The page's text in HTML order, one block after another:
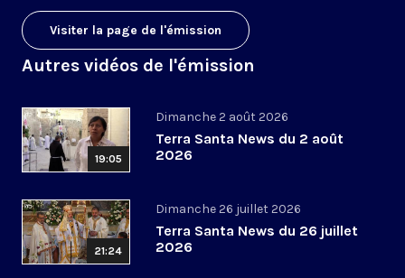
Visiter la page de l'émission
Autres vidéos de l'émission
19:05
Dimanche 2 août 2026
Terra Santa News du 2 août
2026
21:24
Dimanche 26 juillet 2026
Terra Santa News du 26 juillet
2026